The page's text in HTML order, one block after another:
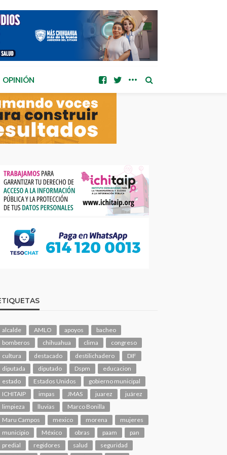
OPINIÓN
alcalde AMLO apoyos
bacheo
bomberos
chihuahua clima
congreso
cultura
destacado destilichadero
DIF
diputada
diputado Dspm
educacion
estado
Estados Unidos
gobierno municipal
ICHITAIP
impas JMAS juarez
juárez
limpieza
lluvias
Marco Bonilla
Maru Campos
mexico morena
mujeres
municipio
México obras paam
pan
predial
regidores salud
seguridad